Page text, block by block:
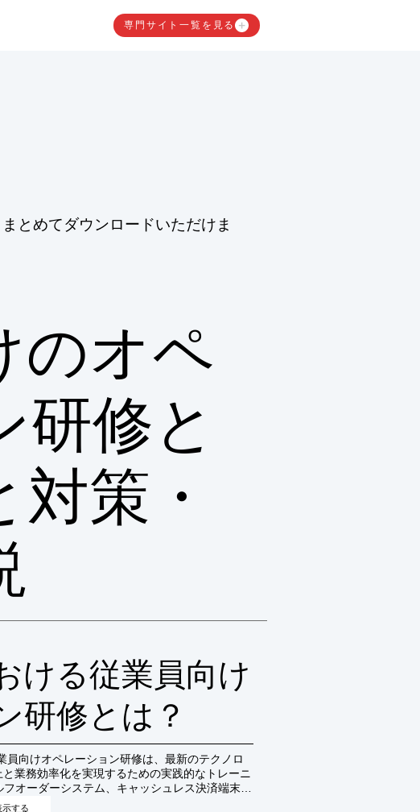
専門サイト一覧を見る
とめてダウンロードいただけま
のオペ
研修と
策・
ける従業員向け
研修とは？
向けオペレーション研修は、最新のテクノロ
業務効率化を実現するための実践的なトレーニ
オーダーシステム、キャッシュレス決済端末な
らを活用した接客応対の最適化を習得すること
示する